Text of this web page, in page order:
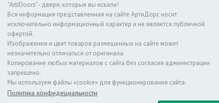
• МДФ-панели дверей облицованы натуральным
шпоном, что позволяет добиться презентабельного
внешнего вида при доступных ценах.
• Дверной короб и полотно изготовлены из
соснового бруса, что позволяет двери не
растрескиваться со временем.
• При финишной отделке используется лаковое
покрытие, состоящее из двух слоев, что придает
конструкциям солидный внешний вид.
• Каркасы и коробы готовых конструкций соединены
"ArtiDoors" - двери, которые вы искали!
Вся информация представленная на сайте АртиДорс носит
исключительно информационный характер и не является публичной
офертой.
Изображения и цвет товаров размещенных на сайте может
незначительно отличаться от оригинала.
Копирование любых материалов с сайта без согласия администрации
запрещено.
Мы используем файлы «cookie» для функционирования сайта.
Политика конфидециальности